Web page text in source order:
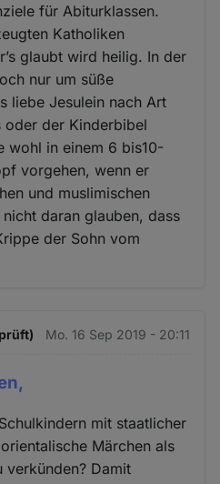
für Abiturklassen.
Katholiken
glaubt wird heilig. In der
nur um süße
liebe Jesulein nach Art
oder der Kinderbibel
wohl in einem 6 bis10-
vorgehen, wenn er
und muslimischen
daran glauben, dass
der Sohn vom
Mo. 16 Sep 2019 - 20:11
mit staatlicher
Märchen als
verkünden? Damit